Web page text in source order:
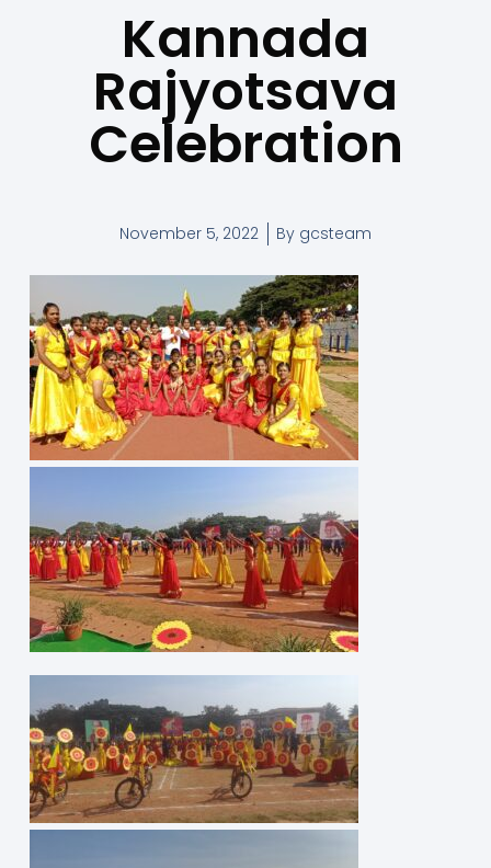
Kannada
Rajyotsava
Celebration
November 5, 2022 By gcsteam